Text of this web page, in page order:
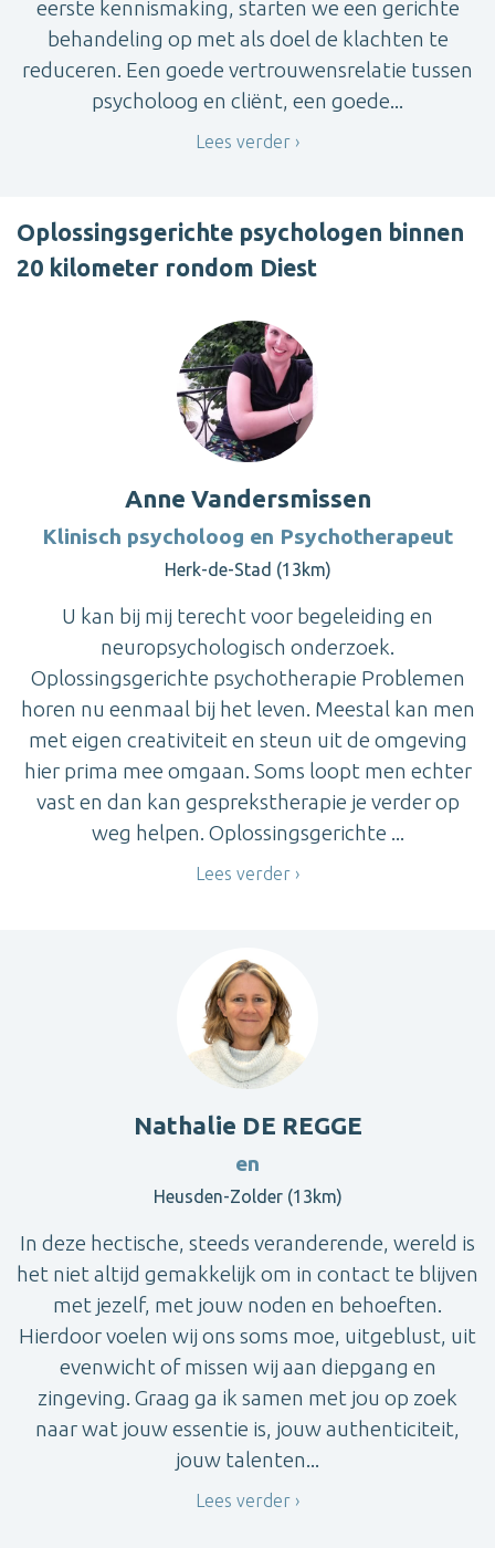
eerste kennismaking, starten we een gerichte
behandeling op met als doel de klachten te
reduceren. Een goede vertrouwensrelatie tussen
psycholoog en cliënt, een goede...
Lees verder
Oplossingsgerichte psychologen binnen
20 kilometer rondom Diest
Anne Vandersmissen
Klinisch psycholoog en Psychotherapeut
Herk-de-Stad (13km)
U kan bij mij terecht voor begeleiding en
neuropsychologisch onderzoek.
Oplossingsgerichte psychotherapie Problemen
horen nu eenmaal bij het leven. Meestal kan men
met eigen creativiteit en steun uit de omgeving
hier prima mee omgaan. Soms loopt men echter
vast en dan kan gesprekstherapie je verder op
weg helpen. Oplossingsgerichte ...
Lees verder
Nathalie DE REGGE
en
Heusden-Zolder (13km)
In deze hectische, steeds veranderende, wereld is
het niet altijd gemakkelijk om in contact te blijven
met jezelf, met jouw noden en behoeften.
Hierdoor voelen wij ons soms moe, uitgeblust, uit
evenwicht of missen wij aan diepgang en
zingeving. Graag ga ik samen met jou op zoek
naar wat jouw essentie is, jouw authenticiteit,
jouw talenten...
Lees verder